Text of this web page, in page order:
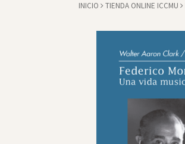
INICIO TIENDA ONLINE ICCMU